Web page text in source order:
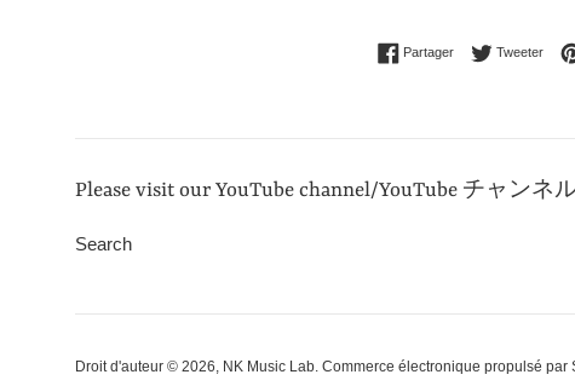
PartagerPartager sur
Tweeter
Please visit our YouTube channel/YouTube チャン
Search
Droit d'auteur © 2026, NK Music Lab Commerce électronique propulsé par